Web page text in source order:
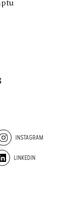
INSTAGRAM
LINKEDIN